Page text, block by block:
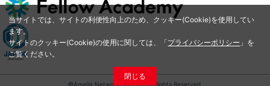
当サイトでは、サイトの利便性向上のため、クッキー(Cookie)を使用してい
ます。
サイトのクッキー(Cookie)の使用に関しては、「プライバシーポリシー 」を
ご覧ください。
閉じる
©Amelia Network Co.,Ltd. All Rights Reserved.